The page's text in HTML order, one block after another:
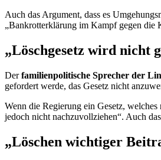
Auch das Argument, dass es
„Bankrotterklärung im Kampf gegen die
„Löschgesetz wird nicht
Derfamilienpolitische Sprecher der
gefordert werde, das Gesetz nicht
Wenn die Regierung ein Gesetz,
jedoch nicht nachzuvollziehen“. Auch
„Löschen wichtiger